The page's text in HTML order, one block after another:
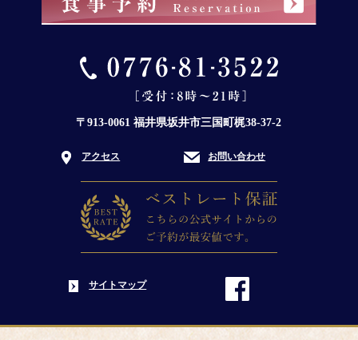
〒913-0061 福井県坂井市三国町梶38-37-2
アクセス お問い合わせ
サイトマップ